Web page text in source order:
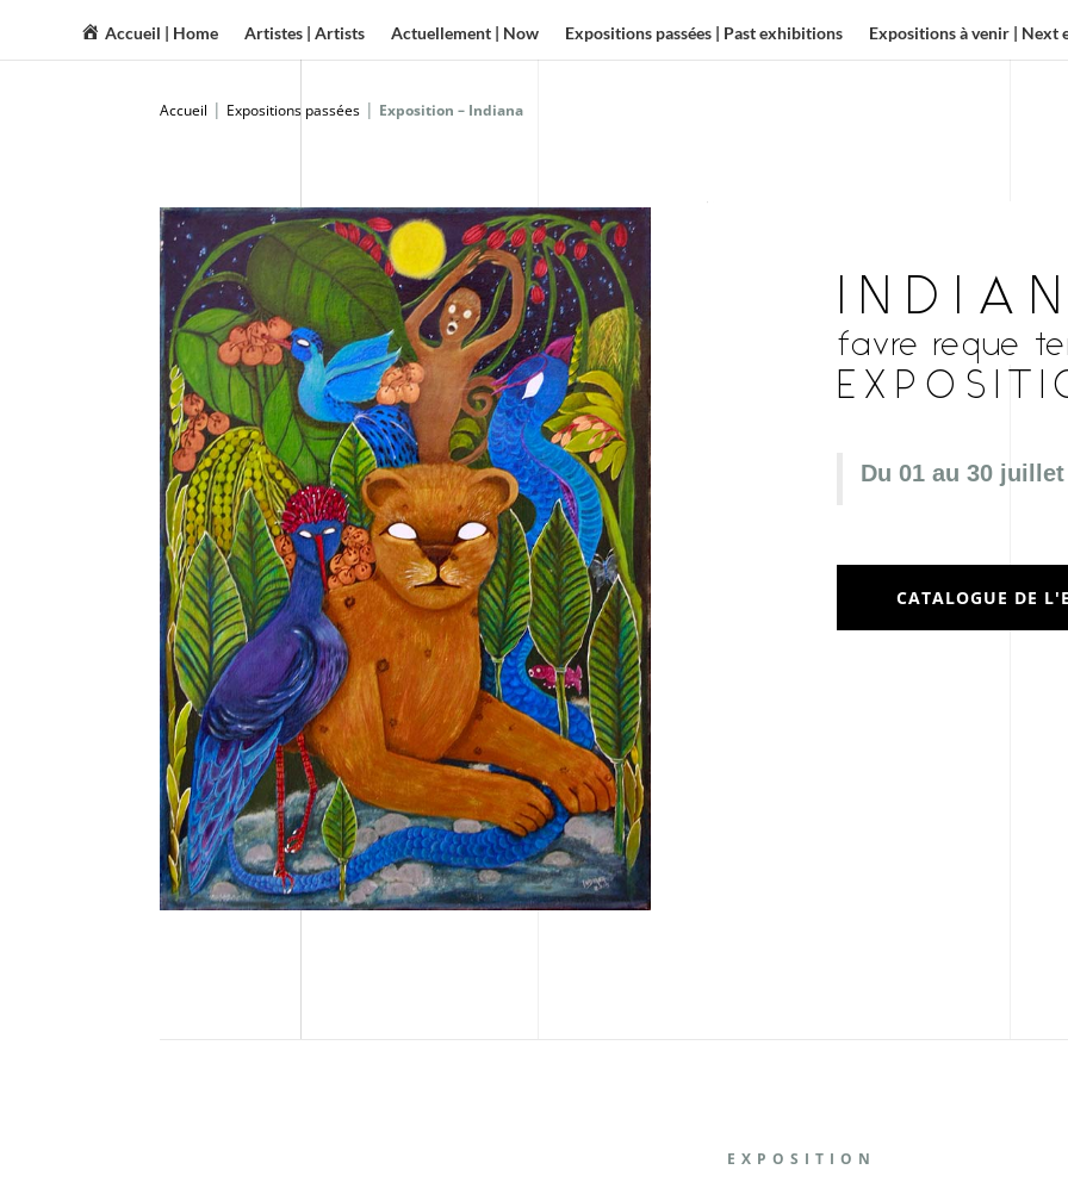
Accueil | Home Artistes | Artists Actuellement | Now Expositions passées | Past exhibitions Expositions à venir | Next
Accueil | Expositions passées | Exposition – Indiana
favre reque
Du 01 au 30 juillet
CATALOGUE DE
EXPOSITION